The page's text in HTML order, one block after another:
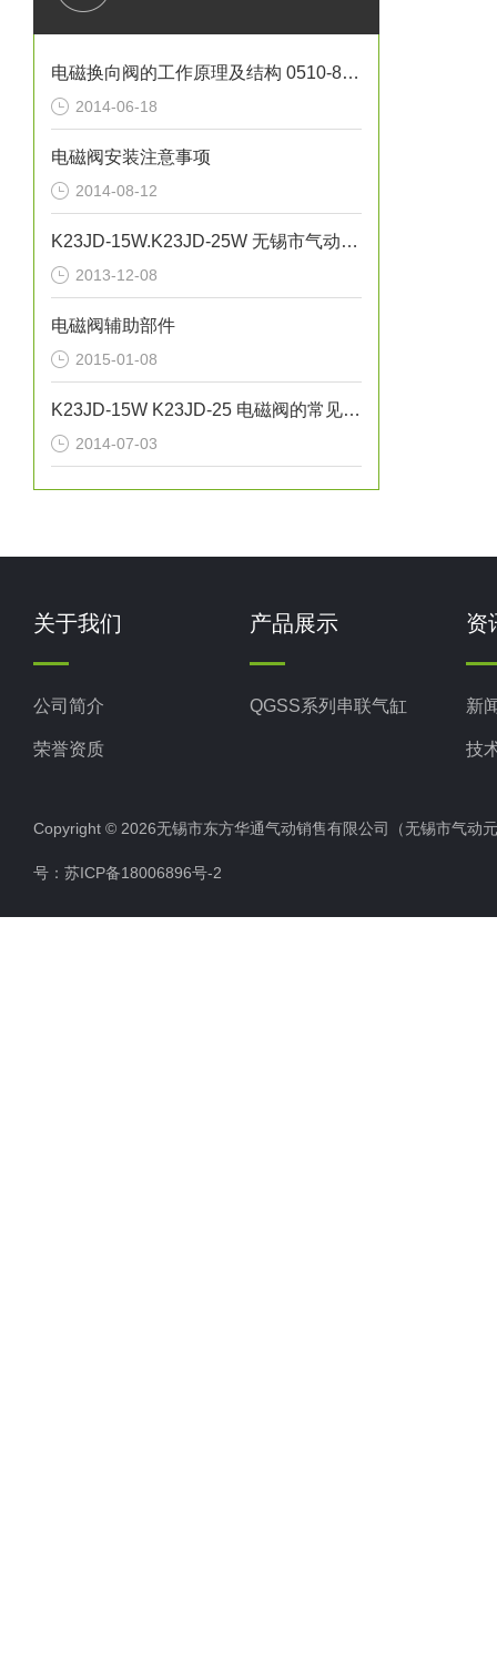
电磁换向阀的工作原理及结构 0510-85745374
2014-06-18
电磁阀安装注意事项
2014-08-12
K23JD-15W.K23JD-25W 无锡市气动元件总厂0510-85748374
2013-12-08
电磁阀辅助部件
2015-01-08
K23JD-15W K23JD-25 电磁阀的常见故障及问题
2014-07-03
关于我们
公司简介
荣誉资质
产品展示
QGSS系列串联气缸
资
新
技
Copyright © 2026无锡市东方华通气动销售有限公司（无锡市气
号： 苏ICP备18006896号-2